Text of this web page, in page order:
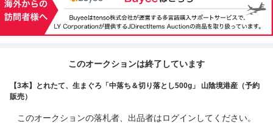
このオークションは終了しています
【3本】とれたて、生まぐろ「中落ち＆切り落とし500g」 山陰境港産（予約
販売）
このオークションの落札者、出品者はログインしてください。